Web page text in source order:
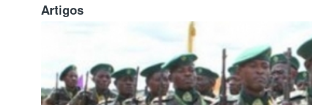
Artigos